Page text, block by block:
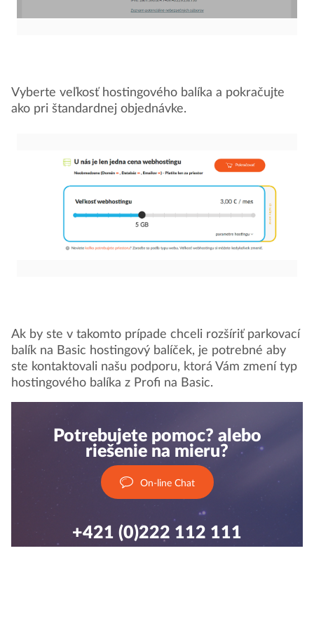
Vyberte veľkosť hostingového balíka a pokračujte
ako pri štandardnej objednávke.
Ak by ste v takomto prípade chceli rozšíriť parkovací
balík na Basic hostingový balíček, je potrebné aby
ste kontaktovali našu podporu, ktorá Vám zmení typ
hostingového balíka z Profi na Basic.
Potrebujete pomoc? alebo
riešenie na mieru?
On-line Chat
+421 (0)222 112 111